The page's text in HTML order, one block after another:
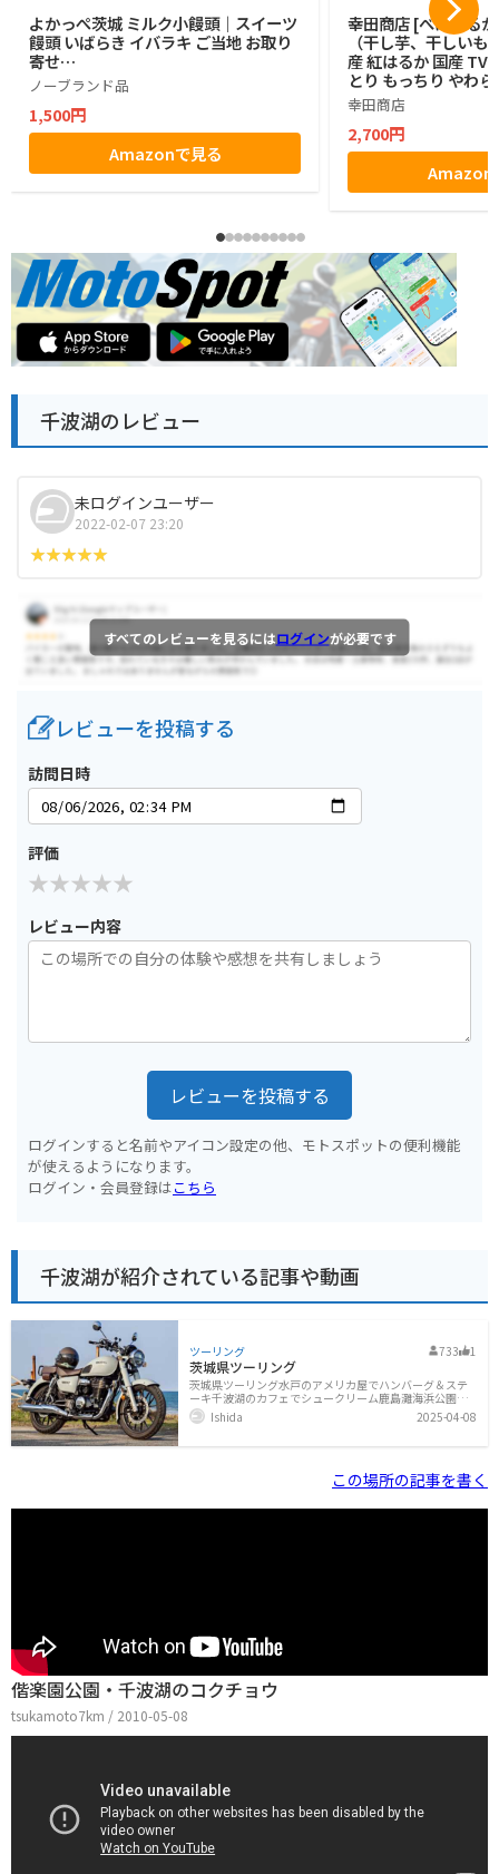
よかっぺ茨城 ミルク小饅頭｜スイーツ
饅頭 いばらき イバラキ ご当地 お取り
寄せ…
ノーブランド品
1,500円
Amazonで見る
幸田商店 [べにはる
（干し芋、干しいも
産 紅はるか 国産 TV
とり もっちり やわ
幸田商店
2,700円
Amazon
千波湖のレビュー
未ログインユーザー
2022-02-07 23:20
すべてのレビューを見るにはログインが必要です
レビューを投稿する
訪問日時
評価
レビュー内容
レビューを投稿する
ログインすると名前やアイコン設定の他、モトスポットの便利機能
が使えるようになります。
ログイン・会員登録はこちら
千波湖が紹介されている記事や動画
ツーリング 733 1
茨城県ツーリング
茨城県ツーリング水戸のアメリカ屋でハンバーグ＆ステ
ーキ千波湖のカフェでシュークリーム鹿島灘海浜公園で
バイク写真
Ishida 2025-04-08
この場所の記事を書く
偕楽園公園・千波湖のコクチョウ
tsukamoto7km / 2010-05-08